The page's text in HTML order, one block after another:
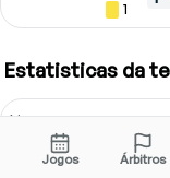
1
Estatisticas da
Liga
CFA Super League
Jogos Árbitros